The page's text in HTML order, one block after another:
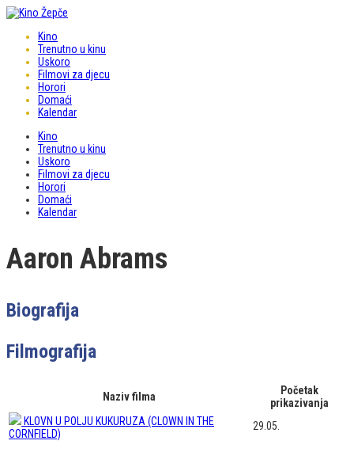
Kino
Trenutno u kinu
Uskoro
Filmovi za djecu
Horori
Domaći
Kalendar
Kino
Trenutno u kinu
Uskoro
Filmovi za djecu
Horori
Domaći
Kalendar
Aaron Abrams
Biografija
Filmografija
Naziv filma
Početak
prikazivanja
KLOVN U POLJU KUKURUZA (CLOWN IN THE
CORNFIELD)
29.05.